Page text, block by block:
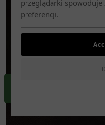
przeglądarki spowoduje
preferencji.